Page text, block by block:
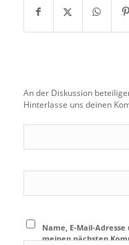
An der Diskussion
Hinterlasse uns deinen
Name, E-Mail-
meinen nächsten